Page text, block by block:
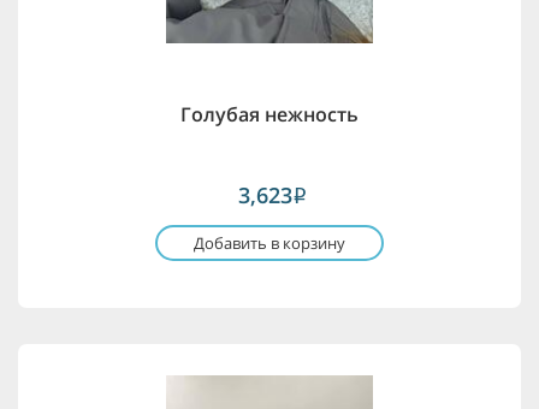
Голубая нежность
3,623i
Добавить в корзину